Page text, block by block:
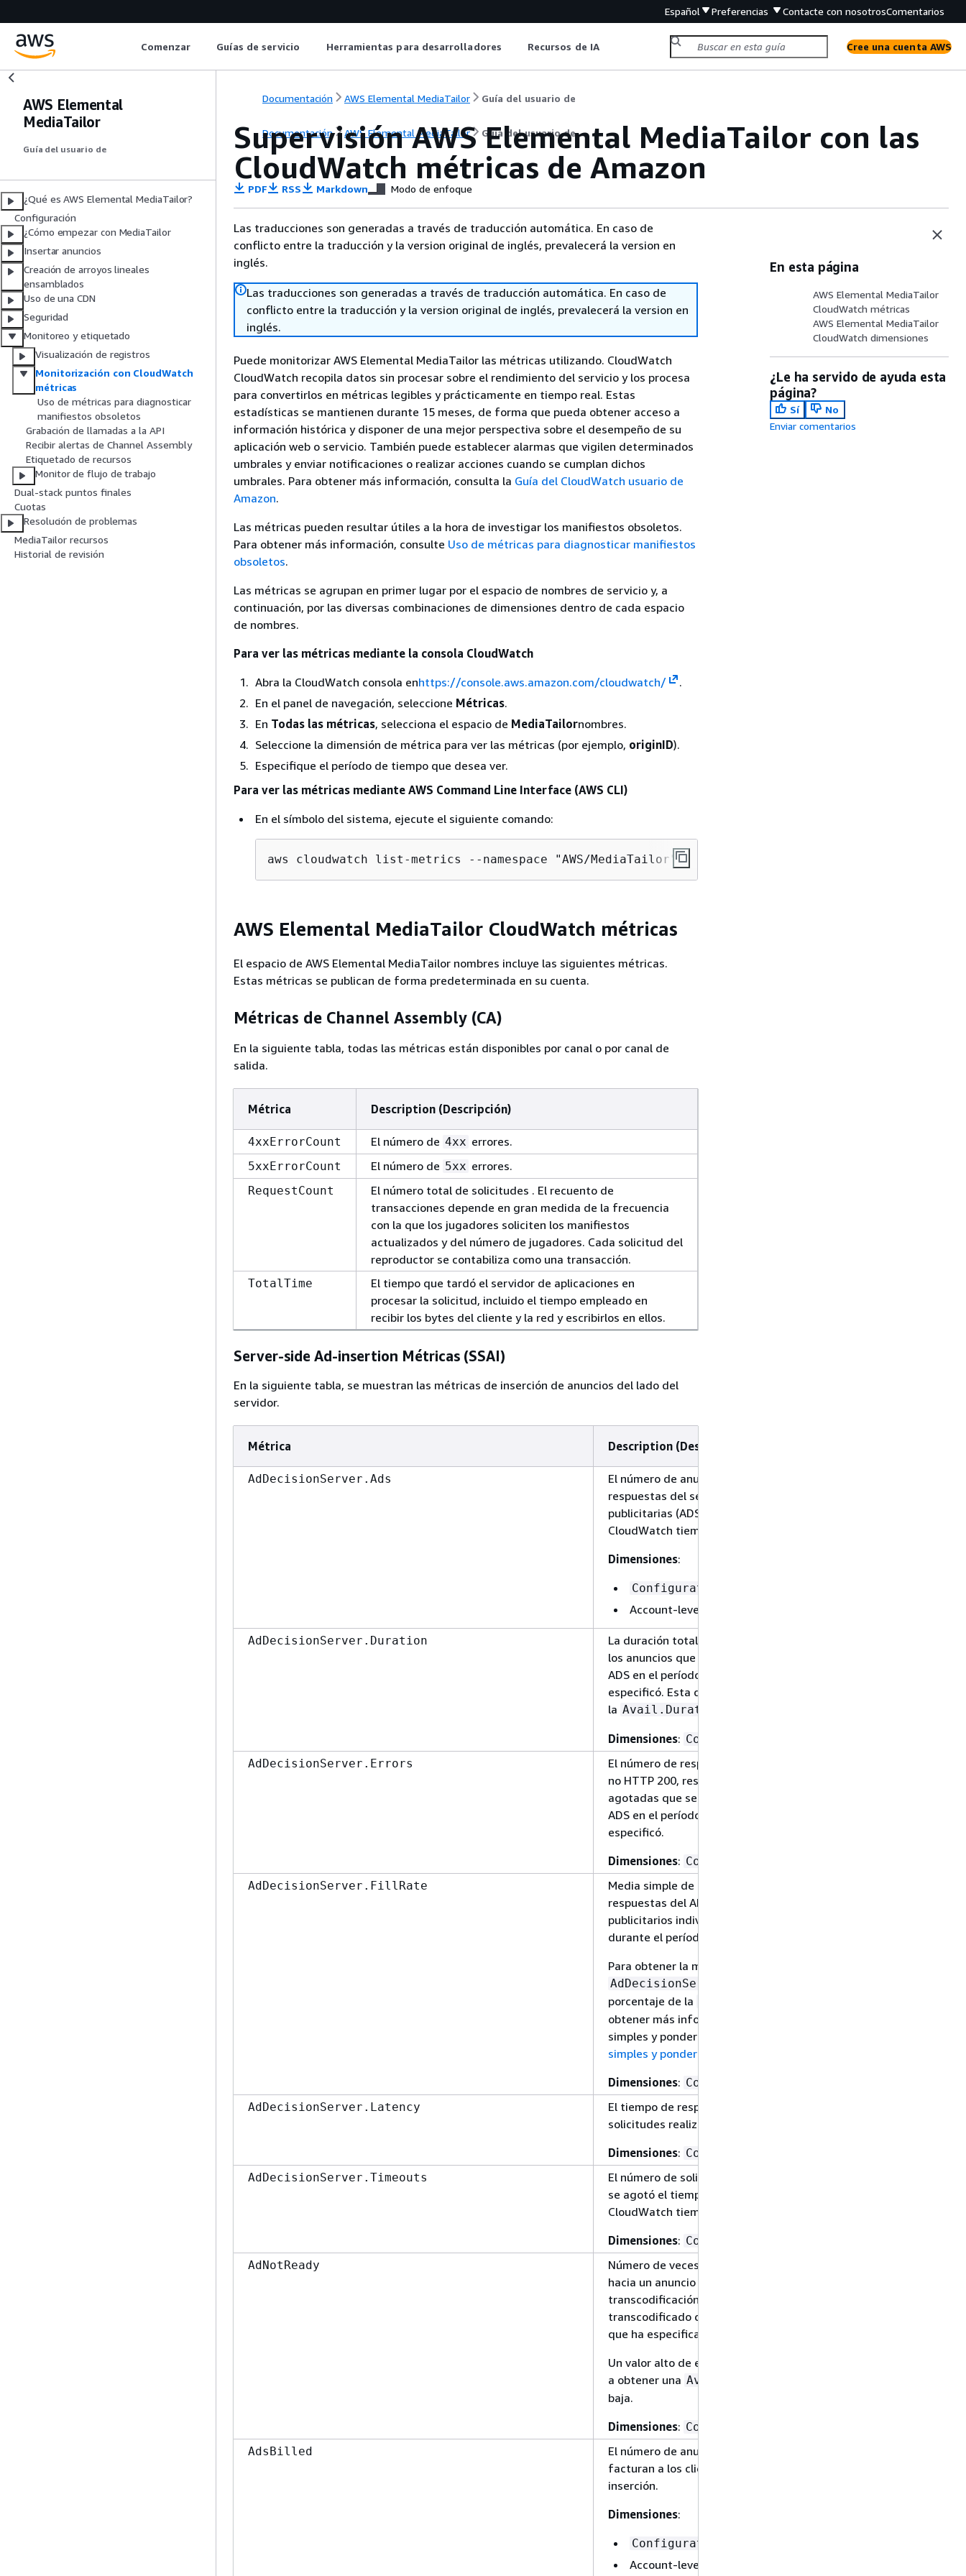
Español Preferencias Contacte con nosotrosComentarios
Comenzar Guías de servicio Herramientas para desarrolladores Recursos de IA Cree una cuenta AWS
AWS Elemental
MediaTailor
Guía del usuario de
¿Qué es AWS Elemental MediaTailor?
Configuración
¿Cómo empezar con MediaTailor
Insertar anuncios
Creación de arroyos lineales
ensamblados
Uso de una CDN
Seguridad
Monitoreo y etiquetado
Visualización de registros
Monitorización con CloudWatch
métricas
Uso de métricas para diagnosticar
manifiestos obsoletos
Grabación de llamadas a la API
Recibir alertas de Channel Assembly
Etiquetado de recursos
Monitor de flujo de trabajo
Dual-stack puntos finales
Cuotas
Resolución de problemas
MediaTailor recursos
Historial de revisión
Documentación AWS Elemental MediaTailor Guía del usuario de
Documentación AWS Elemental MediaTailor Guía del usuario de
Supervisión AWS Elemental MediaTailor con las
CloudWatch métricas de Amazon
PDF RSS Markdown Modo de enfoque
Las traducciones son generadas a través de traducción automática. En caso de
conflicto entre la traducción y la version original de inglés, prevalecerá la version en
inglés.
Las traducciones son generadas a través de traducción automática. En caso de
conflicto entre la traducción y la version original de inglés, prevalecerá la version en
inglés.
Puede monitorizar AWS Elemental MediaTailor las métricas utilizando. CloudWatch
CloudWatch recopila datos sin procesar sobre el rendimiento del servicio y los procesa
para convertirlos en métricas legibles y prácticamente en tiempo real. Estas
estadísticas se mantienen durante 15 meses, de forma que pueda obtener acceso a
información histórica y disponer de una mejor perspectiva sobre el desempeño de su
aplicación web o servicio. También puede establecer alarmas que vigilen determinados
umbrales y enviar notificaciones o realizar acciones cuando se cumplan dichos
umbrales. Para obtener más información, consulta la Guía del CloudWatch usuario de
Amazon.
Las métricas pueden resultar útiles a la hora de investigar los manifiestos obsoletos.
Para obtener más información, consulte Uso de métricas para diagnosticar manifiestos
obsoletos.
Las métricas se agrupan en primer lugar por el espacio de nombres de servicio y, a
continuación, por las diversas combinaciones de dimensiones dentro de cada espacio
de nombres.
Para ver las métricas mediante la consola CloudWatch
Abra la CloudWatch consola enhttps://console.aws.amazon.com/cloudwatch/
.
En el panel de navegación, seleccione Métricas.
En Todas las métricas, selecciona el espacio de MediaTailornombres.
Seleccione la dimensión de métrica para ver las métricas (por ejemplo, originID).
Especifique el período de tiempo que desea ver.
Para ver las métricas mediante AWS Command Line Interface (AWS CLI)
En el símbolo del sistema, ejecute el siguiente comando:
aws cloudwatch list-metrics --namespace "AWS/MediaTailor"
AWS Elemental MediaTailor CloudWatch métricas
El espacio de AWS Elemental MediaTailor nombres incluye las siguientes métricas.
Estas métricas se publican de forma predeterminada en su cuenta.
Métricas de Channel Assembly (CA)
En la siguiente tabla, todas las métricas están disponibles por canal o por canal de
salida.
Métrica Description (Descripción)
4xxErrorCount El número de 4xx errores.
5xxErrorCount El número de 5xx errores.
RequestCount
El número total de solicitudes . El recuento de
transacciones depende en gran medida de la frecuencia
con la que los jugadores soliciten los manifiestos
actualizados y del número de jugadores. Cada solicitud del
reproductor se contabiliza como una transacción.
TotalTime
El tiempo que tardó el servidor de aplicaciones en
procesar la solicitud, incluido el tiempo empleado en
recibir los bytes del cliente y la red y escribirlos en ellos.
Server-side Ad-insertion Métricas (SSAI)
En la siguiente tabla, se muestran las métricas de inserción de anuncios del lado del
servidor.
Métrica Description (Descripción)
AdDecisionServer.Ads
El número de anuncios incluidos en las
respuestas del servidor de decisiones
publicitarias (ADS) en el período de
CloudWatch tiempo que especificaste.
Dimensiones:
ConfigurationName
Account-level (sin dimensiones)
AdDecisionServer.Duration
La duración total, en milisegundos, de todos
los anuncios que se MediaTailor recibieron del
ADS en el período de CloudWatch tiempo que
especificó. Esta duración puede ser superior a
la Avail.Duration
Dimensiones: ConfigurationName
AdDecisionServer.Errors
El número de respuestas con código de estado
no HTTP 200, respuestas vacías y respuestas
agotadas que se MediaTailor recibieron del
ADS en el período de CloudWatch tiempo que
especificó.
Dimensiones: ConfigurationName
AdDecisionServer.FillRate
Media simple de los índices en los que las
respuestas del ADS han llenado los espacios
publicitarios individuales correspondientes
durante el período de tiempo especificado.
Para obtener la media ponderada, calcule la
AdDecisionServer.Duration
porcentaje de la
obtener más información acerca de las medias
simples y ponderadas, consulte
simples y ponderados
Dimensiones: ConfigurationName
AdDecisionServer.Latency
El tiempo de respuesta en milisegundos de las
solicitudes realizadas por el ADS MediaTailor .
Dimensiones: ConfigurationName
AdDecisionServer.Timeouts
El número de solicitudes enviadas al ADS que
se agotó el tiempo de espera en el período de
CloudWatch tiempo que especificó.
Dimensiones: ConfigurationName
AdNotReady
Número de veces que el ADS ha apuntando
hacia un anuncio que el servicio de
transcodificación interna todavía no ha
transcodificado durante el período de tiempo
que ha especificado.
Un valor alto de esta métrica puede contribuir
a obtener una Avail.FillRate
baja.
Dimensiones: ConfigurationName
AdsBilled
El número de anuncios que se MediaTailor
facturan a los clientes en función de su
inserción.
Dimensiones:
ConfigurationName
Account-level (sin dimensiones)
En esta página
AWS Elemental MediaTailor
CloudWatch métricas
AWS Elemental MediaTailor
CloudWatch dimensiones
¿Le ha servido de ayuda esta
página?
Sí
No
Enviar comentarios